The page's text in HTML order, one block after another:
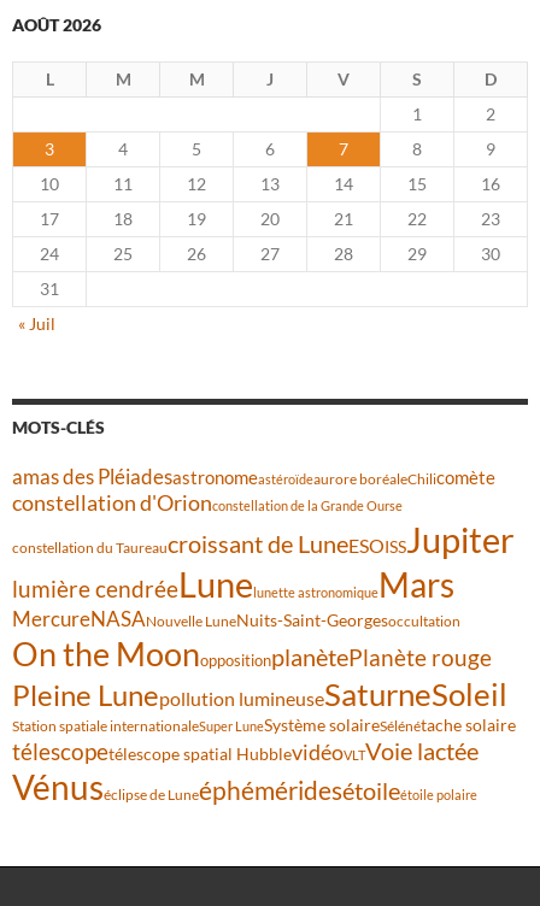
AOÛT 2026
L M M J V S
D
1
2
3
4 5 6 7 8
9
10
11 12 13 14 15
16
17
18 19 20 21 22
23
24
25 26 27 28 29
30
31
« Juil
MOTS-CLÉS
amas des Pléiadesastronomeastéroïdeaurore boréaleChilicomète
constellation d'Orionconstellation de la Grande Ourse
constellation du Taureaucroissant de LuneESOISSJupiter
lumière cendréeLunelunette astronomiqueMars
MercureNASANouvelle LuneNuits-Saint-Georgesoccultation
On the MoonoppositionplanètePlanète rouge
Pleine Lunepollution lumineuseSaturneSoleil
Station spatiale internationaleSuper LuneSystème solaireSélénétache solaire
télescopetélescope spatial HubblevidéoVLTVoie lactée
Vénuséclipse de Luneéphéméridesétoileétoile polaire